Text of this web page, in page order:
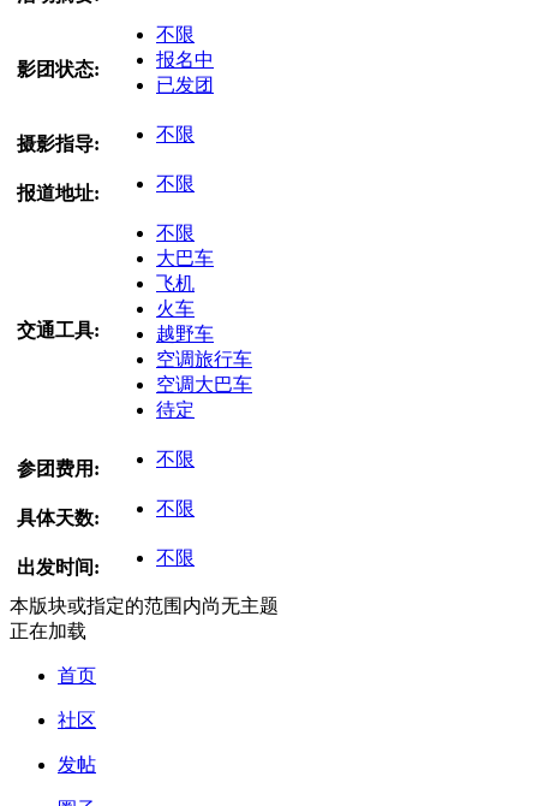
影团状态:
不限
报名中
已发团
摄影指导: 不限
报道地址: 不限
交通工具:
不限
大巴车
飞机
火车
越野车
空调旅行车
空调大巴车
待定
参团费用: 不限
具体天数: 不限
出发时间: 不限
本版块或指定的范围内尚无主题
正在加载
首页
社区
发帖